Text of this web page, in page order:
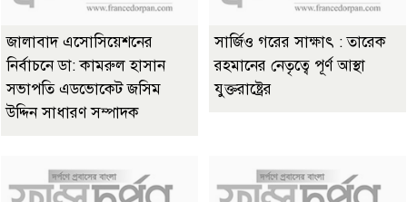
জালাবাদ এসোসিয়েশনের
নির্বাচনে ডা: কামরুল হাসান
সভাপতি এডভোকেট জসিম
উদ্দিন সাধারণ সম্পাদক
সার্জিও গরের সাক্ষাৎ : তারেক
রহমানের নেতৃত্বে পূর্ণ আস্থা
যুক্তরাষ্ট্রের